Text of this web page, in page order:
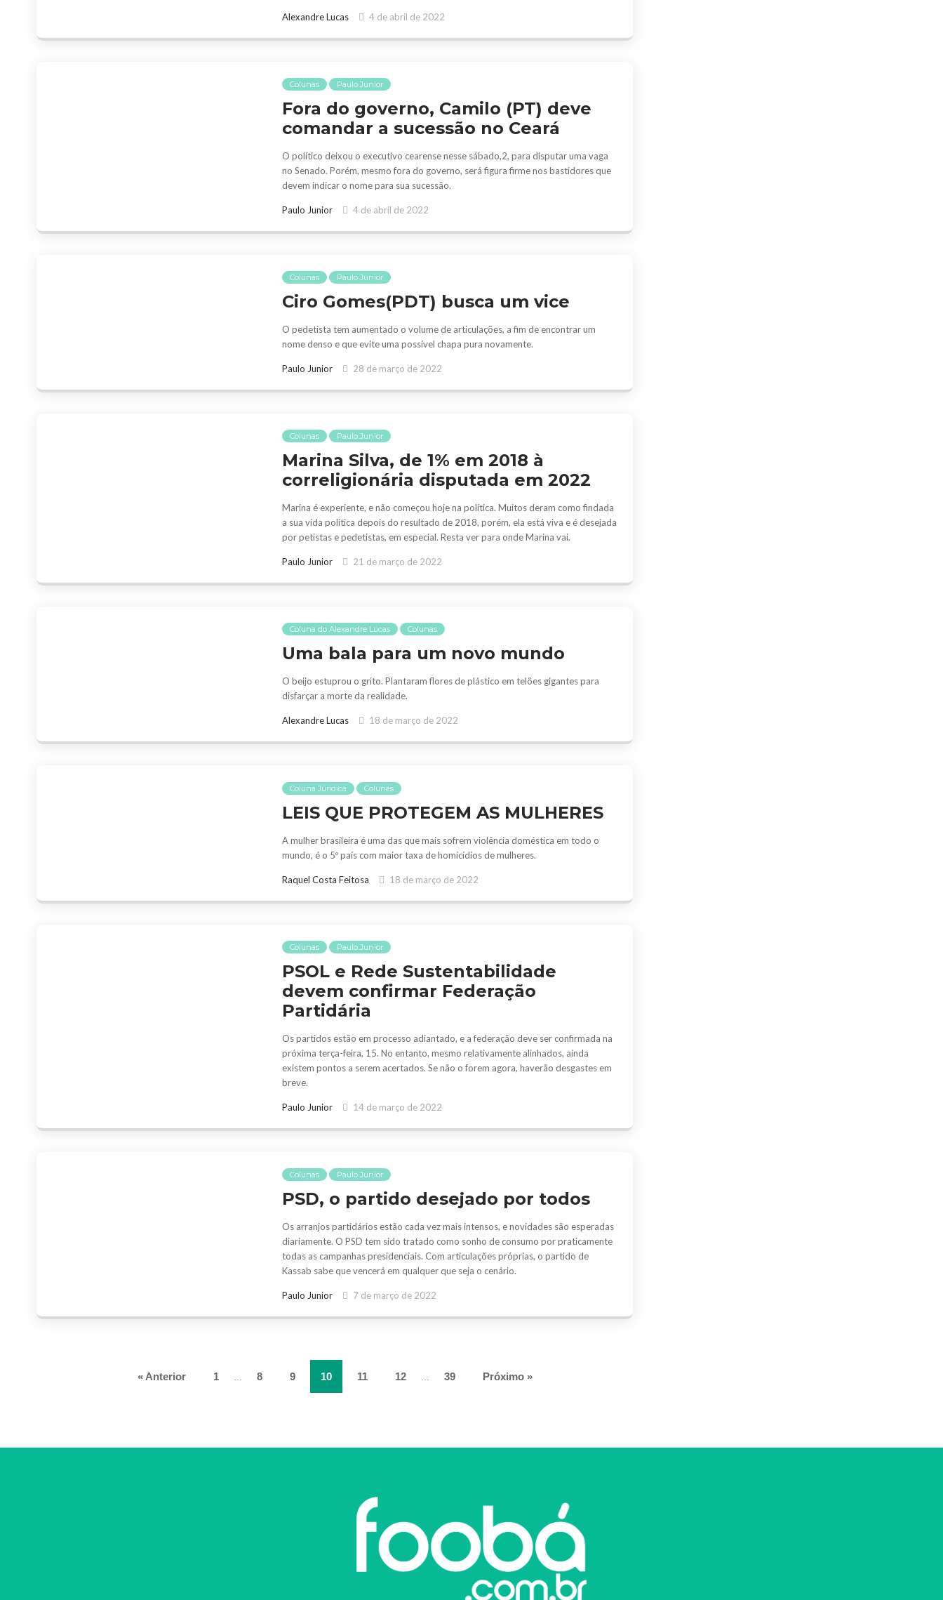
Alexandre Lucas 4 de abril de 2022
Colunas Paulo Junior
Fora do governo, Camilo (PT) deve
comandar a sucessão no Ceará
O político deixou o executivo cearense nesse sábado,2, para disputar uma vaga
no Senado. Porém, mesmo fora do governo, será figura firme nos bastidores que
devem indicar o nome para sua sucessão.
Paulo Junior 4 de abril de 2022
Colunas Paulo Junior
Ciro Gomes(PDT) busca um vice
O pedetista tem aumentado o volume de articulações, a fim de encontrar um
nome denso e que evite uma possível chapa pura novamente.
Paulo Junior 28 de março de 2022
Colunas Paulo Junior
Marina Silva, de 1% em 2018 à
correligionária disputada em 2022
Marina é experiente, e não começou hoje na política. Muitos deram como findada
a sua vida política depois do resultado de 2018, porém, ela está viva e é desejada
por petistas e pedetistas, em especial. Resta ver para onde Marina vai.
Paulo Junior 21 de março de 2022
Coluna do Alexandre Lucas Colunas
Uma bala para um novo mundo
O beijo estuprou o grito. Plantaram flores de plástico em telões gigantes para
disfarçar a morte da realidade.
Alexandre Lucas 18 de março de 2022
Coluna Júridica Colunas
LEIS QUE PROTEGEM AS MULHERES
A mulher brasileira é uma das que mais sofrem violência doméstica em todo o
mundo, é o 5º país com maior taxa de homicídios de mulheres.
Raquel Costa Feitosa 18 de março de 2022
Colunas Paulo Junior
PSOL e Rede Sustentabilidade
devem confirmar Federação
Partidária
Os partidos estão em processo adiantado, e a federação deve ser confirmada na
próxima terça-feira, 15. No entanto, mesmo relativamente alinhados, ainda
existem pontos a serem acertados. Se não o forem agora, haverão desgastes em
breve.
Paulo Junior 14 de março de 2022
Colunas Paulo Junior
PSD, o partido desejado por todos
Os arranjos partidários estão cada vez mais intensos, e novidades são esperadas
diariamente. O PSD tem sido tratado como sonho de consumo por praticamente
todas as campanhas presidenciais. Com articulações próprias, o partido de
Kassab sabe que vencerá em qualquer que seja o cenário.
Paulo Junior 7 de março de 2022
« Anterior 1 … 8 9 10 11 12 … 39 Próximo »